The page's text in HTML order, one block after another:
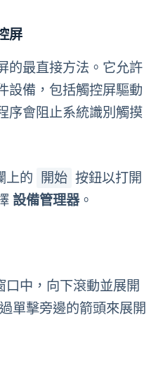
屏
的最直接方法。它允許
設備，包括觸控屏驅動
序會阻止系統識別觸摸
上的 開始 按鈕以打開
設備管理器 。
口中，向下滾動並展開
單擊旁邊的箭頭來展開